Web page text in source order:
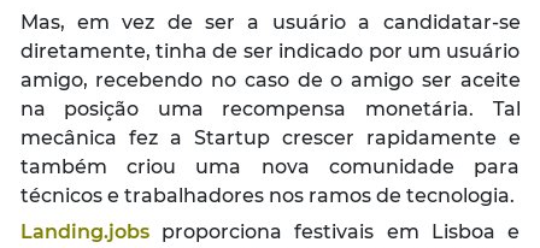
Mas, em vez de ser a usuário a candidatar-se
diretamente, tinha de ser indicado por um usuário
amigo, recebendo no caso de o amigo ser aceite
na posição uma recompensa monetária. Tal
mecânica fez a Startup crescer rapidamente e
também criou uma nova comunidade para
técnicos e trabalhadores nos ramos de tecnologia.
Landing.jobsproporciona festivais em Lisboa e